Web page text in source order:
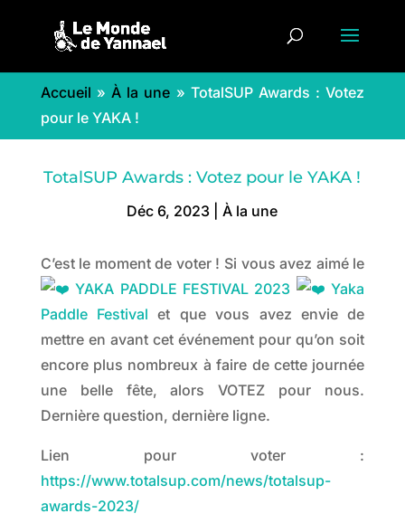
Accueil »À la une » TotalSUP Awards : Votez
pour le YAKA !
TotalSUP Awards : Votez pour le YAKA !
Déc 6, 2023 |À la une
C’est le moment de voter ! Si vous avez aimé le
YAKA PADDLE FESTIVAL 2023
Yaka
Paddle Festival et que vous avez envie de
mettre en avant cet événement pour qu’on soit
encore plus nombreux à faire de cette journée
une belle fête, alors VOTEZ pour nous.
Dernière question, dernière ligne.
Lien pour voter :
https://www.totalsup.com/news/totalsup-
awards-2023/